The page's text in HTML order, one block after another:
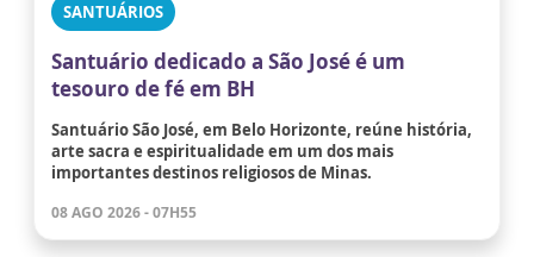
SANTUÁRIOS
Santuário dedicado a São José é um
tesouro de fé em BH
Santuário São José, em Belo Horizonte, reúne história,
arte sacra e espiritualidade em um dos mais
importantes destinos religiosos de Minas.
08 AGO 2026 - 07H55